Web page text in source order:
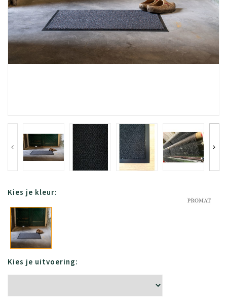
Kies je kleur:
Kies je uitvoering: